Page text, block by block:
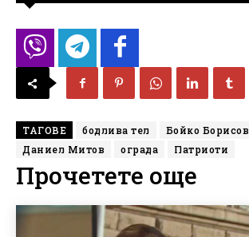
ТАГОВЕ бодлива тел Бойко Борисов
Даниел Митов
ограда Патриоти
Прочетете още